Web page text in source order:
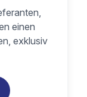
einen
exklusiv